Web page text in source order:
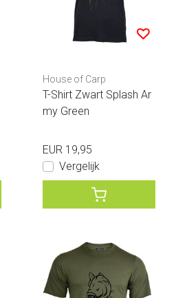
House of Carp
T-Shirt Zwart Splash Ar
my Green
EUR 19,95
Vergelijk